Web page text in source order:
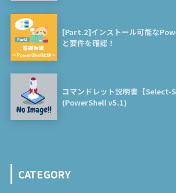
[Part.2]インストール可能な
と要件を確認！
コマンドレット説明書【
(PowerShell v5.1)
CATEGORY